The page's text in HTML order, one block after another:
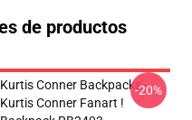
de productos
Kurtis Conner Backpacks -
Kurtis Conner Fanart !
-20%